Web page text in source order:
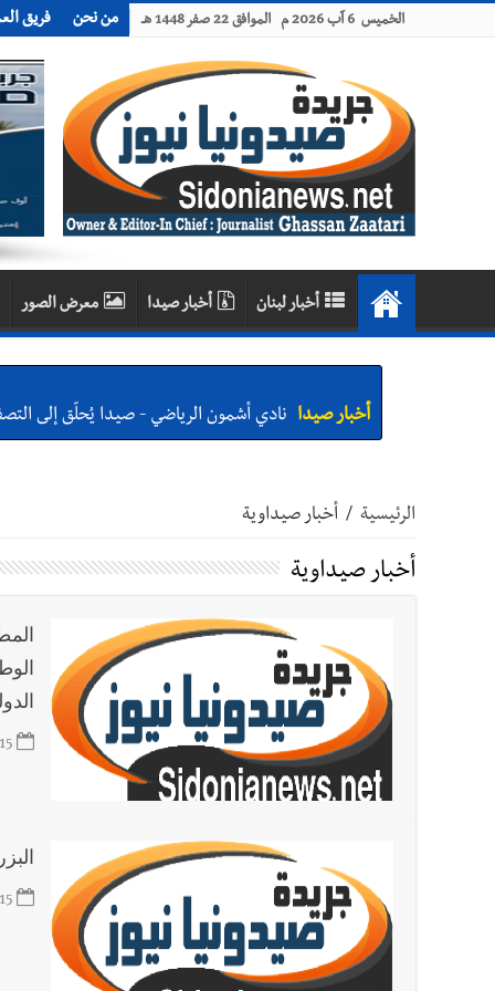
الخميس 6 آب 2026 م الموافق 22 صفر 1448 هـ من نحن فريق
أخبار لبنان أخبار صيدا معرض الصور
أخبار لبنان بالصور: الجيش اللبناني تفكيك صواريخ
أخبار لبنان الجيش اللبناني : تفجير ذخائر غير منفجرة
أخبار لبنان قوى الأمن الداخلي : كمائن لشعبة المعلومات تُسفر عن توقيف 6
أخبار لبنان جنبلاط: هل أصبحت السلطة اللبنانية تنفذ
الرئيسية / أخبار صيداوية
أخبار صيداوية